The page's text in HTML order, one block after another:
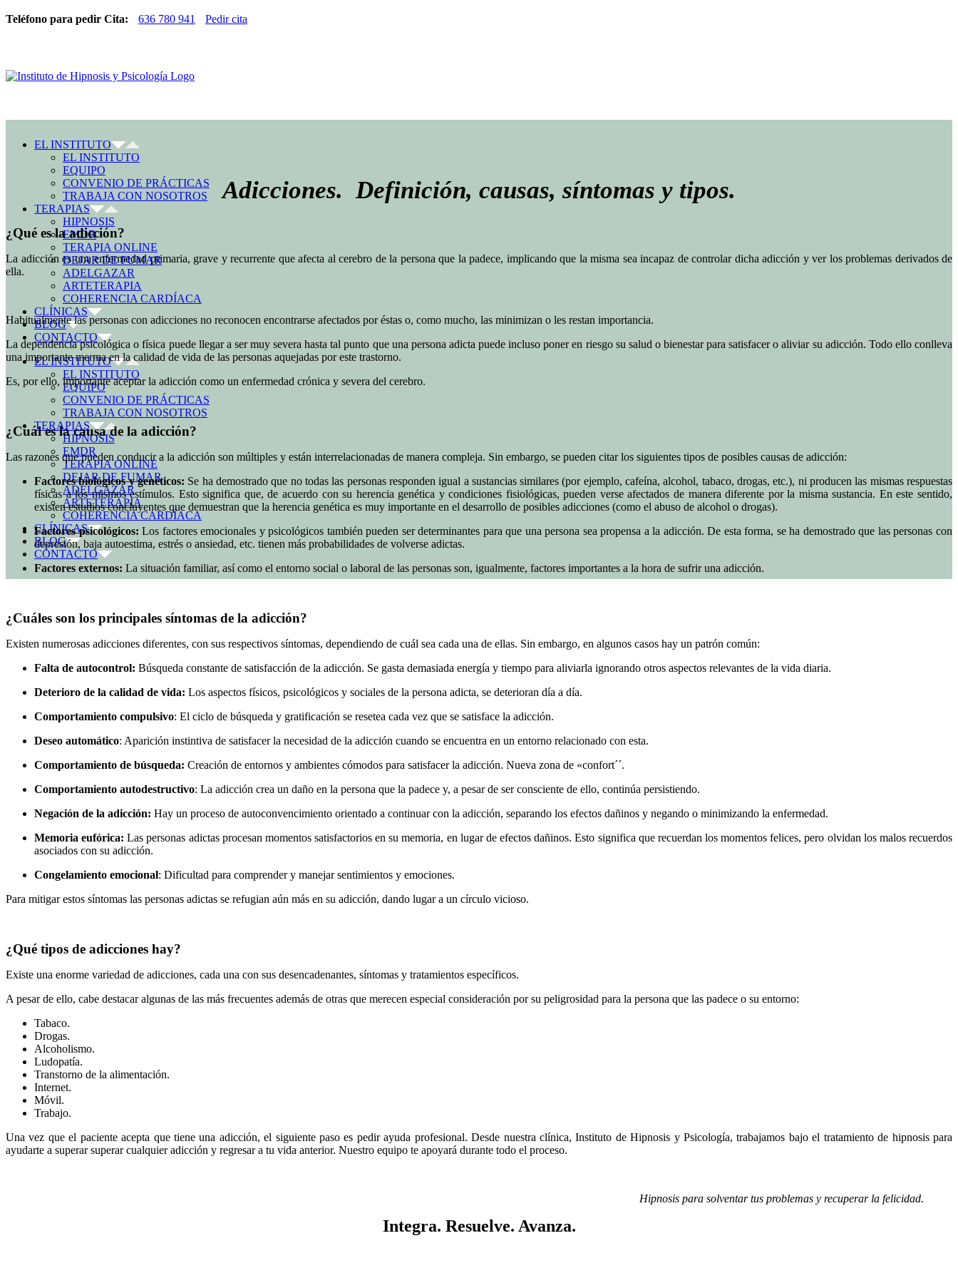
Teléfono para pedir Cita: 636 780 941 Pedir cita
EL INSTITUTO
EL INSTITUTO
EQUIPO
CONVENIO DE PRÁCTICAS
TRABAJA CON NOSOTROS
TERAPIAS
HIPNOSIS
EMDR
TERAPIA ONLINE
DEJAR DE FUMAR
ADELGAZAR
ARTETERAPIA
COHERENCIA CARDÍACA
CLÍNICAS
BLOG
CONTACTO
EL INSTITUTO
EL INSTITUTO
EQUIPO
CONVENIO DE PRÁCTICAS
TRABAJA CON NOSOTROS
TERAPIAS
HIPNOSIS
EMDR
TERAPIA ONLINE
DEJAR DE FUMAR
ADELGAZAR
ARTETERAPIA
COHERENCIA CARDÍACA
CLÍNICAS
BLOG
CONTACTO
Adicciones. Definición, causas, síntomas y tipos.
¿Qué es la adicción?
La adicción es una enfermedad primaria, grave y recurrente que afecta al cerebro de la persona que la padece, implicando que la misma sea incapaz de controlar dicha adicción y ver los problemas derivados de
ella.
Habitualmente las personas con adicciones no reconocen encontrarse afectados por éstas o, como mucho, las minimizan o les restan importancia.
La dependencia psicológica o física puede llegar a ser muy severa hasta tal punto que una persona adicta puede incluso poner en riesgo su salud o bienestar para satisfacer o aliviar su adicción. Todo ello conlleva
una importante merma en la calidad de vida de las personas aquejadas por este trastorno.
Es, por ello, importante aceptar la adicción como un enfermedad crónica y severa del cerebro.
¿Cuál es la causa de la adicción?
Las razones que pueden conducir a la adicción son múltiples y están interrelacionadas de manera compleja. Sin embargo, se pueden citar los siguientes tipos de posibles causas de adicción:
Factores biológicos y genéticos: Se ha demostrado que no todas las personas responden igual a sustancias similares (por ejemplo, cafeína, alcohol, tabaco, drogas, etc.), ni producen las mismas respuestas
físicas a los mismos estímulos. Esto significa que, de acuerdo con su herencia genética y condiciones fisiológicas, pueden verse afectados de manera diferente por la misma sustancia. En este sentido,
existen estudios concluyentes que demuestran que la herencia genética es muy importante en el desarrollo de posibles adicciones (como el abuso de alcohol o drogas).
Factores psicológicos: Los factores emocionales y psicológicos también pueden ser determinantes para que una persona sea propensa a la adicción. De esta forma, se ha demostrado que las personas con
depresión, baja autoestima, estrés o ansiedad, etc. tienen más probabilidades de volverse adictas.
Factores externos: La situación familiar, así como el entorno social o laboral de las personas son, igualmente, factores importantes a la hora de sufrir una adicción.
¿Cuáles son los principales síntomas de la adicción?
Existen numerosas adicciones diferentes, con sus respectivos síntomas, dependiendo de cuál sea cada una de ellas. Sin embargo, en algunos casos hay un patrón común:
Falta de autocontrol: Búsqueda constante de satisfacción de la adicción. Se gasta demasiada energía y tiempo para aliviarla ignorando otros aspectos relevantes de la vida diaria.
Deterioro de la calidad de vida: Los aspectos físicos, psicológicos y sociales de la persona adicta, se deterioran día a día.
Comportamiento compulsivo: El ciclo de búsqueda y gratificación se resetea cada vez que se satisface la adicción.
Deseo automático: Aparición instintiva de satisfacer la necesidad de la adicción cuando se encuentra en un entorno relacionado con esta.
Comportamiento de búsqueda: Creación de entornos y ambientes cómodos para satisfacer la adicción. Nueva zona de «confort´´.
Comportamiento autodestructivo: La adicción crea un daño en la persona que la padece y, a pesar de ser consciente de ello, continúa persistiendo.
Negación de la adicción: Hay un proceso de autoconvencimiento orientado a continuar con la adicción, separando los efectos dañinos y negando o minimizando la enfermedad.
Memoria eufórica: Las personas adictas procesan momentos satisfactorios en su memoria, en lugar de efectos dañinos. Esto significa que recuerdan los momentos felices, pero olvidan los malos recuerdos
asociados con su adicción.
Congelamiento emocional: Dificultad para comprender y manejar sentimientos y emociones.
Para mitigar estos síntomas las personas adictas se refugian aún más en su adicción, dando lugar a un círculo vicioso.
¿Qué tipos de adicciones hay?
Existe una enorme variedad de adicciones, cada una con sus desencadenantes, síntomas y tratamientos específicos.
A pesar de ello, cabe destacar algunas de las más frecuentes además de otras que merecen especial consideración por su peligrosidad para la persona que las padece o su entorno:
Tabaco.
Drogas.
Alcoholismo.
Ludopatía.
Transtorno de la alimentación.
Internet.
Móvil.
Trabajo.
Una vez que el paciente acepta que tiene una adicción, el siguiente paso es pedir ayuda profesional. Desde nuestra clínica, Instituto de Hipnosis y Psicología, trabajamos bajo el tratamiento de hipnosis para
ayudarte a superar superar cualquier adicción y regresar a tu vida anterior. Nuestro equipo te apoyará durante todo el proceso.
Hipnosis para solventar tus problemas y recuperar la felicidad.
Integra. Resuelve. Avanza.